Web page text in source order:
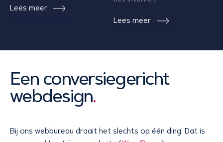
Lees meer
Lees meer
Een conversiegericht
webdesign.
Bij ons webbureau draait het slechts op één ding. Dat is